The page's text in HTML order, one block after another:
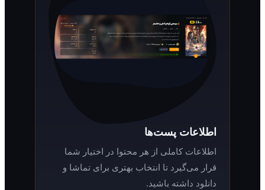
اطلاعات پست‌ها
اطلاعات کاملی از هر محتوا در اختیار شما
قرار می‌گیرد تا انتخاب بهتری برای تماشا و
دانلود داشته باشید.